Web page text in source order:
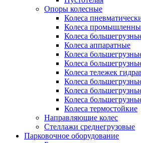
Опоры колесные
Колеса
Колеса
Колеса
Колеса аппаратные
Колеса
Колеса
Колеса тележек
Колеса
Колеса
Колеса
Колеса термостойкие
Направляющие колес
Стеллажи среднегрузовые
Парковочное оборудование